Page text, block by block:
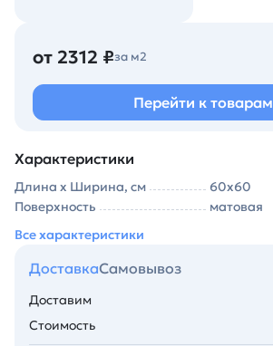
от 2312 ₽за м2
Перейти к товарам
Характеристики
Длина х Ширина, см
60х60
Поверхность
матовая
Все характеристики
ДоставкаСамовывоз
Доставим
Стоимость